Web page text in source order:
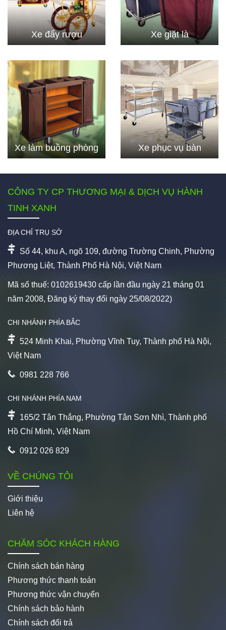
Xe đẩy rượu Xe giặt là
Xe làm buồng phòng Xe phục vụ bàn
CÔNG TY CP THƯƠNG MẠI & DỊCH VỤ HÀNH
TINH XANH
ĐỊA CHỈ TRỤ SỞ
Số 44, khu A, ngõ 109, đường Trường Chinh, Phường
Phương Liệt, Thành Phố Hà Nội, Việt Nam
Mã số thuế: 0102619430 cấp lần đầu ngày 21 tháng 01
năm 2008, Đăng ký thay đổi ngày 25/08/2022)
CHI NHÁNH PHÍA BẮC
524 Minh Khai, Phường Vĩnh Tuy, Thành phố Hà Nội,
Việt Nam
0981 228 766
CHI NHÁNH PHÍA NAM
165/2 Tân Thắng, Phường Tân Sơn Nhì, Thành phố
Hồ Chí Minh, Việt Nam
0912 026 829
VỀ CHÚNG TÔI
Giới thiệu
Liên hệ
CHĂM SÓC KHÁCH HÀNG
Chính sách bán hàng
Phương thức thanh toán
Phương thức vận chuyển
Chính sách bảo hành
Chính sách đổi trả